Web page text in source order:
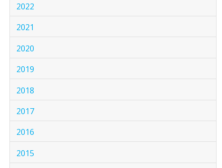
2022
2021
2020
2019
2018
2017
2016
2015